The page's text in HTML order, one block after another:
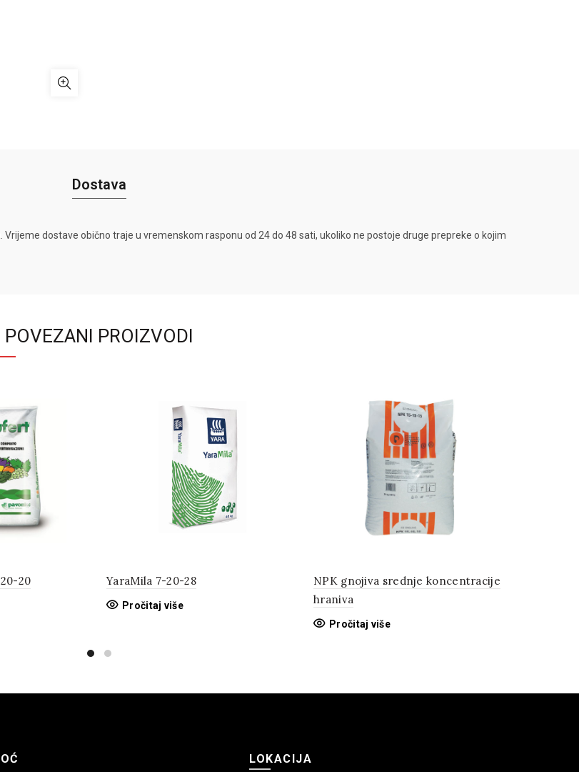
Dostava
dostave obično traje u vremenskom rasponu od 24 do 48 sati, ukoliko ne postoje druge prepreke o kojim
POVEZANI PROIZVODI
20 YaraMila 7-20-28
Pročitaj više
NPK gnojiva srednje koncentracije
hraniva
Pročitaj više
LOKACIJA